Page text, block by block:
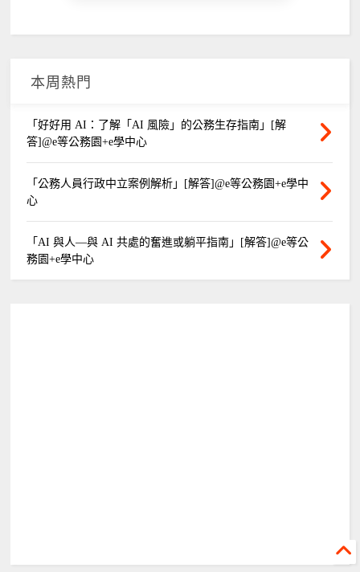
本周熱門
「好好用 AI：了解「AI 風險」的公務生存指南」[解
答]@e等公務園+e學中心
「公務人員行政中立案例解析」[解答]@e等公務園+e學中
心
「AI 與人—與 AI 共處的奮進或躺平指南」[解答]@e等公
務園+e學中心